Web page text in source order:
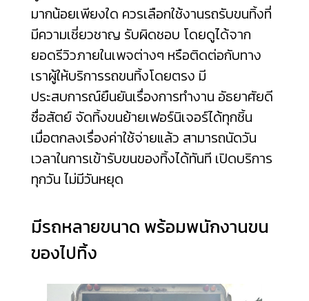
มากน้อยเพียงใด ควรเลือกใช้งานรถรับขนทิ้งที่
มีความเชี่ยวชาญ รับผิดชอบ โดยดูได้จาก
ยอดรีวิวภายในเพจต่างๆ หรือติดต่อกับทาง
เราผู้ให้บริการรถขนทิ้งโดยตรง มี
ประสบการณ์ยืนยันเรื่องการทำงาน อัธยาศัยดี
ซื่อสัตย์ จัดทิ้งขนย้ายเฟอร์นิเจอร์ได้ทุกชิ้น
เมื่อตกลงเรื่องค่าใช้จ่ายแล้ว สามารถนัดวัน
เวลาในการเข้ารับขนของทิ้งได้ทันที เปิดบริการ
ทุกวัน ไม่มีวันหยุด
มีรถหลายขนาด พร้อมพนักงานขน
ของไปทิ้ง